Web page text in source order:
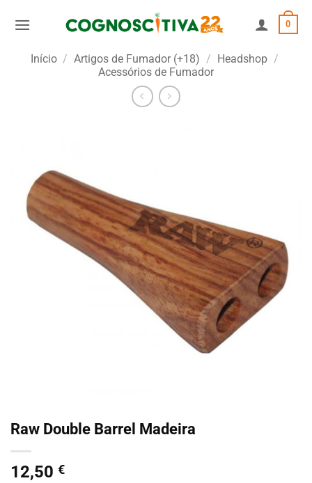
0
Início / Artigos de Fumador (+18) / Headshop /
Acessórios de Fumador
Raw Double Barrel Madeira
12,50 €